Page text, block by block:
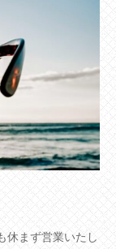
休まず営業いたし